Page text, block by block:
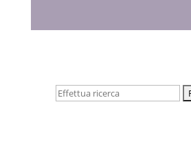
Cerca: